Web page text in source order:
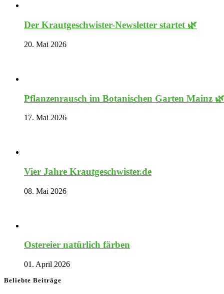
Der Krautgeschwister-Newsletter startet 🌿
20. Mai 2026
Pflanzenrausch im Botanischen Garten Mainz 🌿
17. Mai 2026
Vier Jahre Krautgeschwister.de
08. Mai 2026
Ostereier natürlich färben
01. April 2026
Beliebte Beiträge